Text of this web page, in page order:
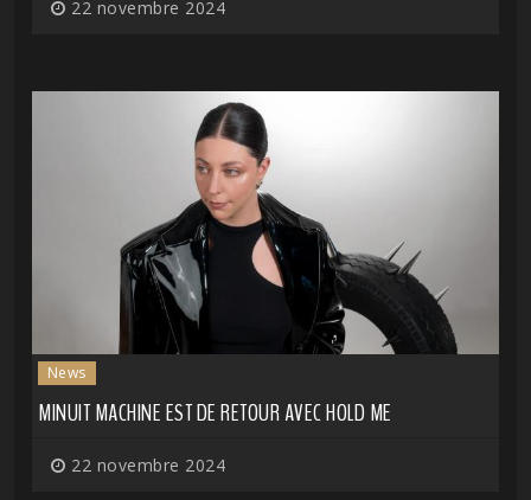
22 novembre 2024
News
MINUIT MACHINE EST DE RETOUR AVEC HOLD ME
22 novembre 2024